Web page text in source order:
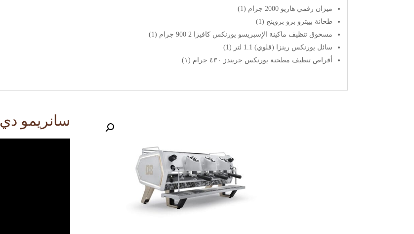
ميزان رقمي هاريو 2000 جرام (1)
طحانة بييترو برو بروينج (1)
مسحوق تنظيف ماكينة الإسبريسو يورنكس كافيزا 2 900 جرام (1)
سائل يورنكس رينزا (قلوي) 1.1 لتر (1)
أقراص تنظيف مطحنة يورنكس جريندز ٤٣٠ جرام (١)
سانريمو دي 8